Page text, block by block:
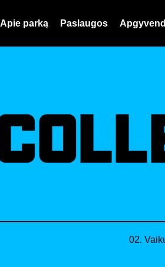
Apie parką Paslaugos
02.